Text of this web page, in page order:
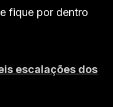
fique por dentro
escalações dos